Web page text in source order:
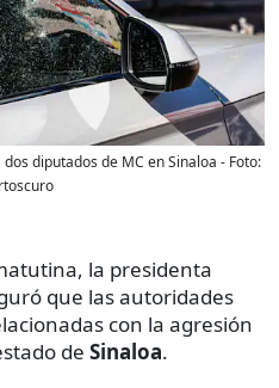
diputados de MC en Sinaloa - Foto:
la presidenta
que las autoridades
con la agresión
de Sinaloa.